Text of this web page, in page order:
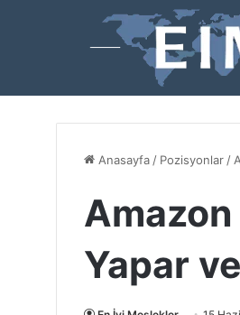
Anasayfa / Pozisyonlar /
Yapar